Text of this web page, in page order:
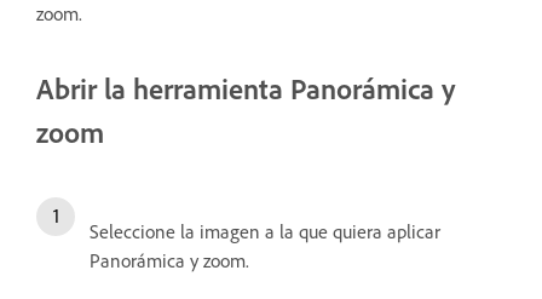
zoom.
Abrir la herramienta Panorámica y
zoom
Seleccione la imagen a la que quiera aplicar
Panorámica y zoom.